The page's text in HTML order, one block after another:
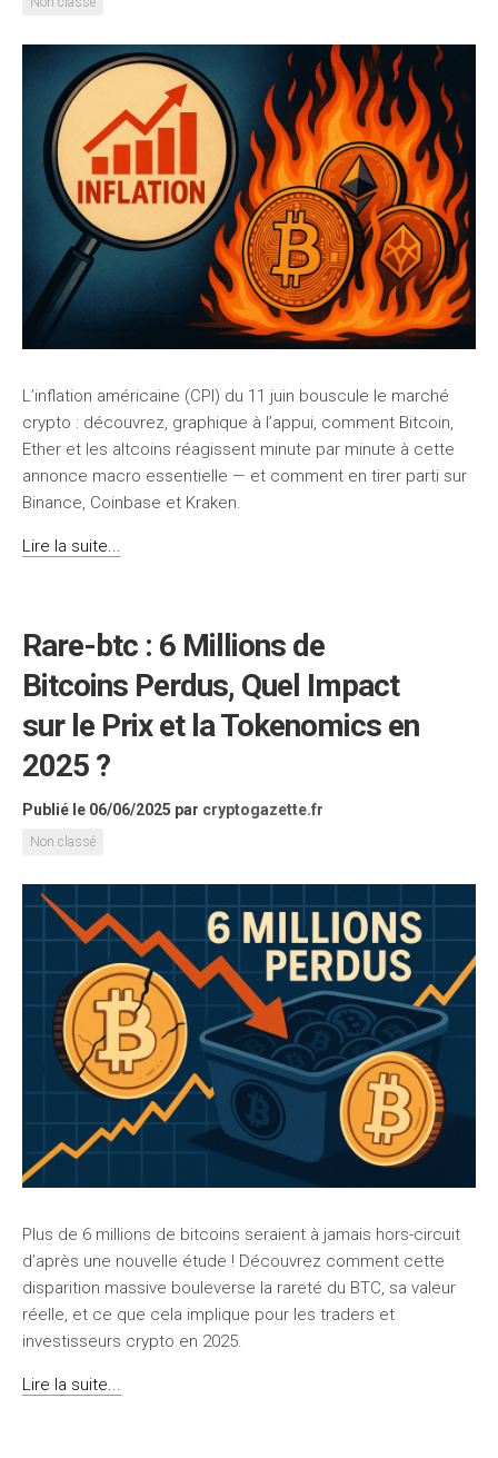
L’inflation américaine (CPI) du 11 juin bouscule le marché
crypto : découvrez, graphique à l’appui, comment Bitcoin,
Ether et les altcoins réagissent minute par minute à cette
annonce macro essentielle — et comment en tirer parti sur
Binance, Coinbase et Kraken.
Lire la suite...
Rare-btc : 6 Millions de
Bitcoins Perdus, Quel Impact
sur le Prix et la Tokenomics en
2025 ?
Publié le 06/06/2025 par cryptogazette.fr
Non classé
Plus de 6 millions de bitcoins seraient à jamais hors-circuit
d’après une nouvelle étude ! Découvrez comment cette
disparition massive bouleverse la rareté du BTC, sa valeur
réelle, et ce que cela implique pour les traders et
investisseurs crypto en 2025.
Lire la suite...